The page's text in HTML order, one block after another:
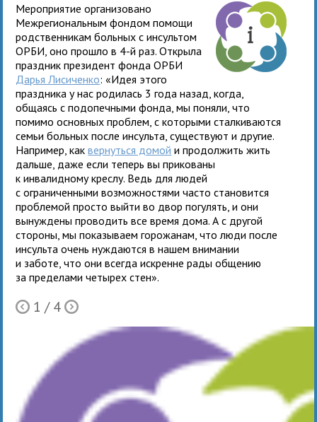
Мероприятие организовано
Межрегиональным фондом помощи
родственникам больных с инсультом
ОРБИ, оно прошло в 4-й раз. Открыла
праздник президент фонда ОРБИ
Дарья Лисиченко: «Идея этого
праздника у нас родилась 3 года назад, когда,
общаясь с подопечными фонда, мы поняли, что
помимо основных проблем, с которыми сталкиваются
семьи больных после инсульта, существуют и другие.
Например, каквернуться домой и продолжить жить
дальше, даже если теперь вы прикованы
к инвалидному креслу. Ведь для людей
с ограниченными возможностями часто становится
проблемой просто выйти во двор погулять, и они
вынуждены проводить все время дома. А с другой
стороны, мы показываем горожанам, что люди после
инсульта очень нуждаются в нашем внимании
и заботе, что они всегда искренне рады общению
за пределами четырех стен».
Ò 1 / 4Õ